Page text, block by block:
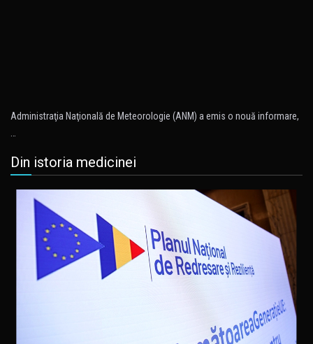
Administraţia Naţională de Meteorologie (ANM) a emis o nouă informare,
Din istoria medicinei